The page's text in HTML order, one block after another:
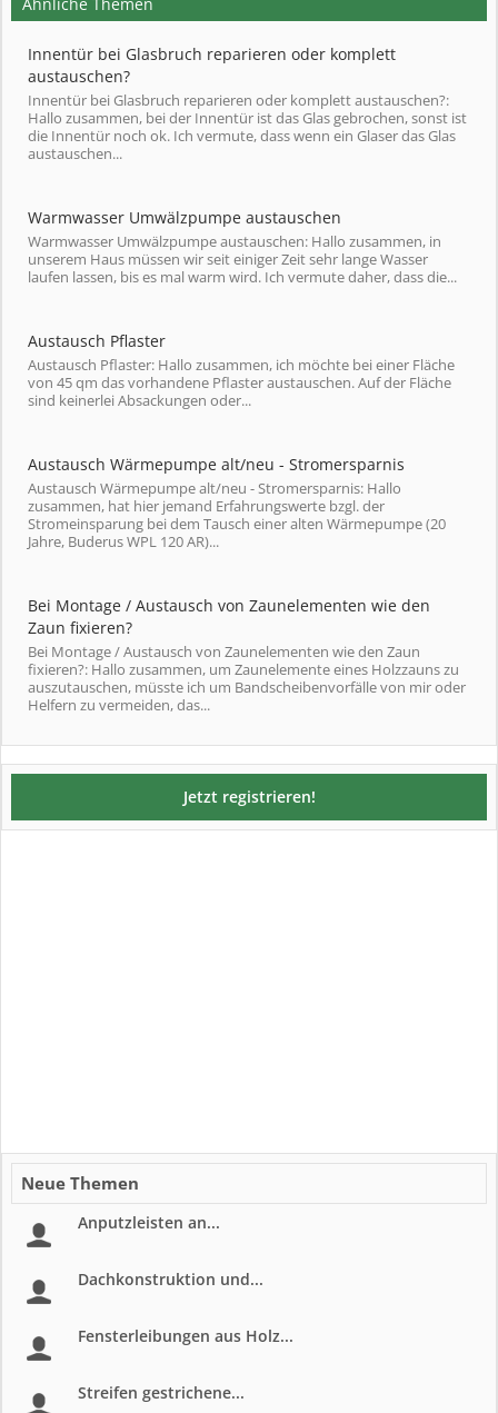
Innentür bei Glasbruch reparieren oder komplett
austauschen?
Innentür bei Glasbruch reparieren oder komplett austauschen?:
Hallo zusammen, bei der Innentür ist das Glas gebrochen, sonst ist
die Innentür noch ok. Ich vermute, dass wenn ein Glaser das Glas
austauschen...
Warmwasser Umwälzpumpe austauschen
Warmwasser Umwälzpumpe austauschen: Hallo zusammen, in
unserem Haus müssen wir seit einiger Zeit sehr lange Wasser
laufen lassen, bis es mal warm wird. Ich vermute daher, dass die...
Austausch Pflaster
Austausch Pflaster: Hallo zusammen, ich möchte bei einer Fläche
von 45 qm das vorhandene Pflaster austauschen. Auf der Fläche
sind keinerlei Absackungen oder...
Austausch Wärmepumpe alt/neu - Stromersparnis
Austausch Wärmepumpe alt/neu - Stromersparnis: Hallo
zusammen, hat hier jemand Erfahrungswerte bzgl. der
Stromeinsparung bei dem Tausch einer alten Wärmepumpe (20
Jahre, Buderus WPL 120 AR)...
Bei Montage / Austausch von Zaunelementen wie den
Zaun fixieren?
Bei Montage / Austausch von Zaunelementen wie den Zaun
fixieren?: Hallo zusammen, um Zaunelemente eines Holzzauns zu
auszutauschen, müsste ich um Bandscheibenvorfälle von mir oder
Helfern zu vermeiden, das...
Jetzt registrieren!
Neue Themen
Anputzleisten an...
Dachkonstruktion und...
Fensterleibungen aus Holz...
Streifen gestrichene...